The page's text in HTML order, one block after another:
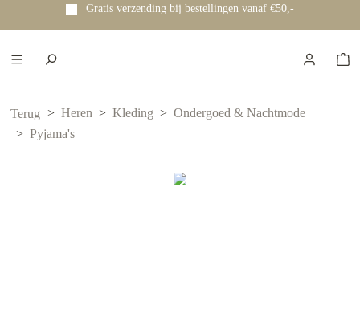
hoofdinhoud
Gratis verzending bij bestellingen vanaf €50,-
Terug Heren Kleding
Ondergoed & Nachtmode
Pyjama's